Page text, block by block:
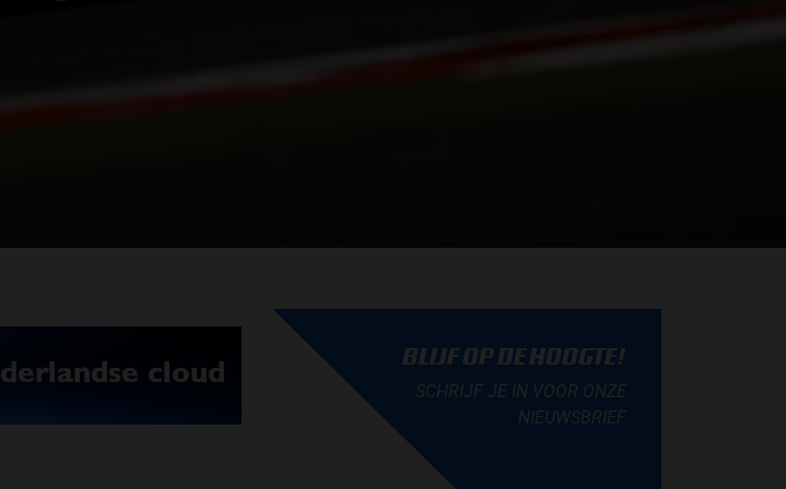
BLIJF OP DE HOOGTE!
SCHRIJF JE IN VOOR ONZE
NIEUWSBRIEF